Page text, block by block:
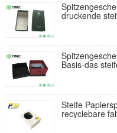
druckende
Basis-das
Steife
recyclebare